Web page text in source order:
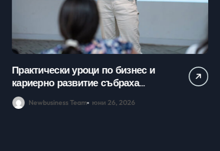
Практически уроци по бизнес и
кариерно развитие събраха
млади хора на SOFIA UP
Newbusiness Team юни 26, 2026